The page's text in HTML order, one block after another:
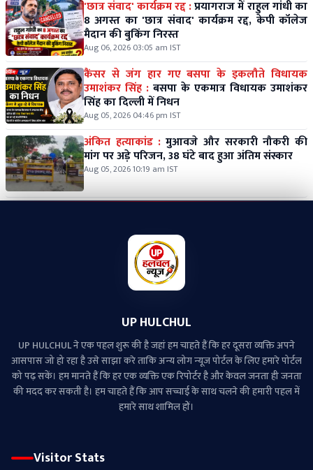
'छात्र संवाद' कार्यक्रम रद्द :प्रयागराज में राहुल गांधी का
8 अगस्त का 'छात्र संवाद' कार्यक्रम रद्द, केपी कॉलेज
मैदान की बुकिंग निरस्त
Aug 06, 2026 03:05 am IST
कैंसर से जंग हार गए बसपा के इकलौते विधायक
उमाशंकर सिंह : बसपा के एकमात्र विधायक उमाशंकर
सिंह का दिल्ली में निधन
Aug 05, 2026 04:46 pm IST
अंकित हत्याकांड : मुआवजे और सरकारी नौकरी की
मांग पर अड़े परिजन, 38 घंटे बाद हुआ अंतिम संस्कार
Aug 05, 2026 10:19 am IST
UP HULCHUL
UP HULCHUL ने एक पहल शुरू की है जहां हम चाहते हैं कि हर दूसरा व्‍यक्ति अपने
आसपास जो हो रहा है उसे साझा करे ताकि अन्‍य लोग न्‍यूज पोर्टल के लिए हमारे पोर्टल
को पढ़ सकें। हम मानते हैं कि हर एक व्यक्ति एक रिपोर्टर है और केवल जनता ही जनता
की मदद कर सकती है। हम चाहते हैं कि आप सच्चाई के साथ चलने की हमारी पहल में
हमारे साथ शामिल हों।
Visitor Stats